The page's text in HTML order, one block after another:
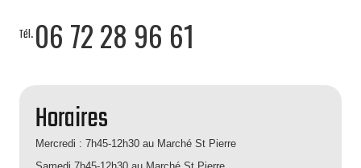
Tél.06 72 28 96 61
Horaires
Mercredi : 7h45-12h30 au Marché St Pierre